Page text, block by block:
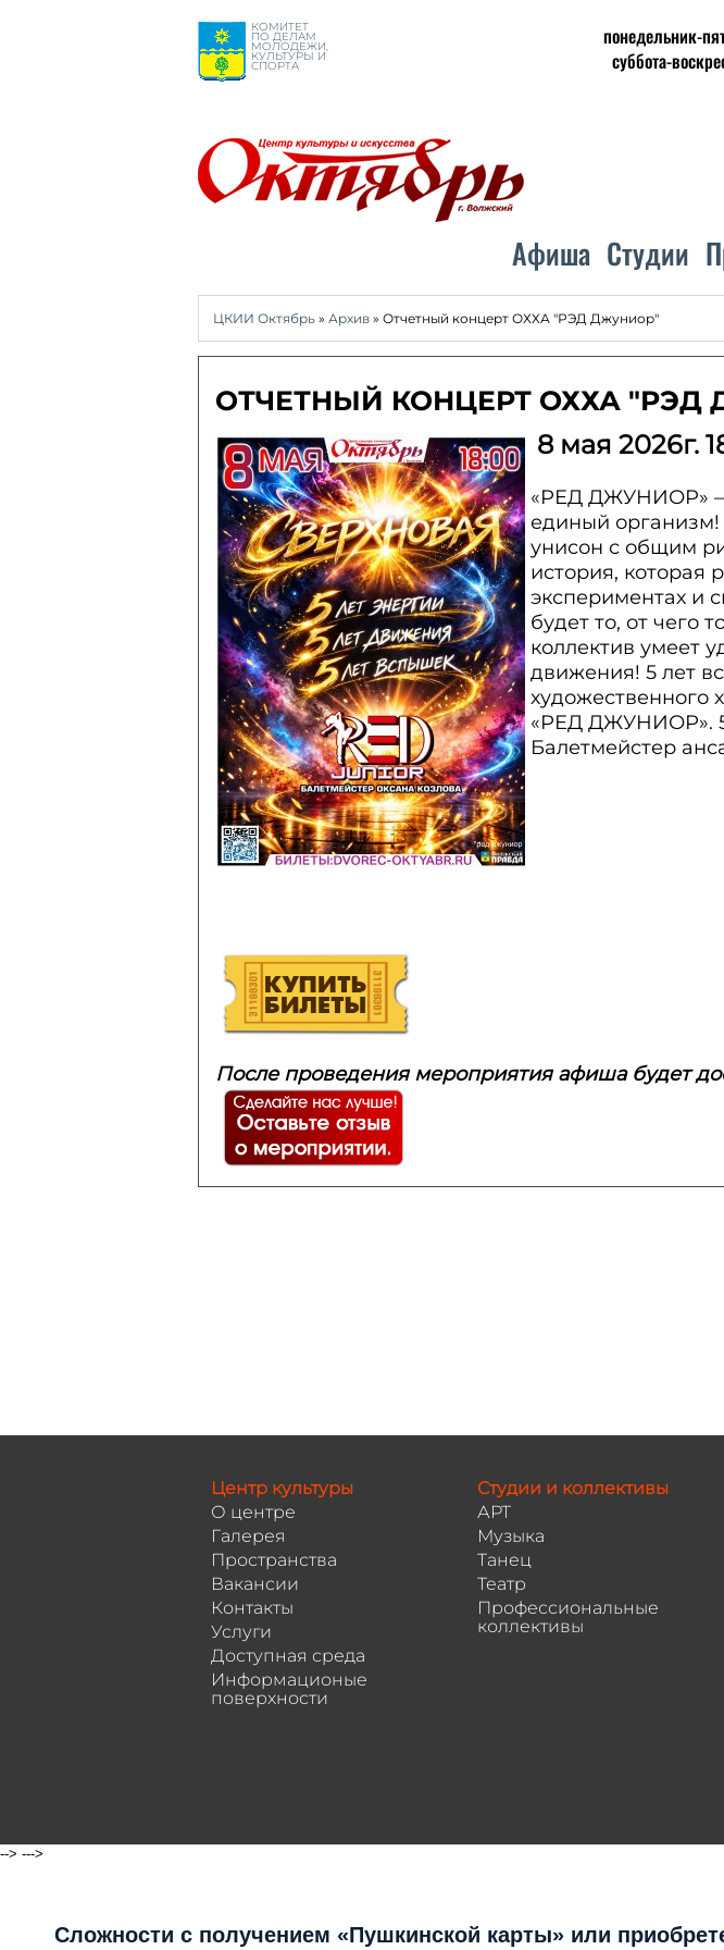
КОМИТЕТ
ПО ДЕЛАМ
МОЛОДЕЖИ,
КУЛЬТУРЫ И
СПОРТА
понедельник-
суббота-
Афиша Студии
ЦКИИ Октябрь » Архив » Отчетный концерт ОХХА "РЭД Джуниор"
ОТЧЕТНЫЙ КОНЦЕРТ ОХХА "РЭД
8мая 2026г.
«РЕД ДЖУНИОР» —
единый
унисон с общим
история, которая
экспериментах и
будет то, от чего
коллектив умеет
движения! 5 лет
художественного
«РЕД ДЖУНИОР».
Балетмейстер
После проведения мероприятия афиша будет
Центр культуры
О центре
Галерея
Пространства
Вакансии
Контакты
Услуги
Доступная среда
Информационые
поверхности
Студии и коллективы
АРТ
Музыка
Танец
Театр
Профессиональные
коллективы
--> --->
Сложности с получением «Пушкинской карты» или